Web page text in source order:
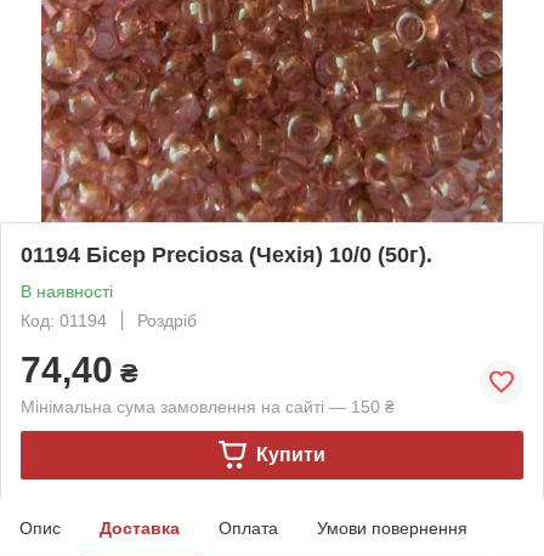
01194 Бісер Preciosa (Чехія) 10/0 (50г).
В наявності
Код: 01194
Роздріб
74,40 ₴
Мінімальна сума замовлення на сайті — 150 ₴
Купити
Опис Доставка Оплата Умови повернення